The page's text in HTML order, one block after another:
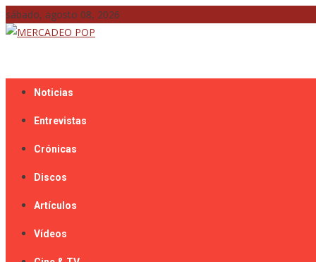
Skip
to
sábado, agosto 08, 2026
Noticias
Entrevistas
Crónicas
Discos
Artículos
Vídeos